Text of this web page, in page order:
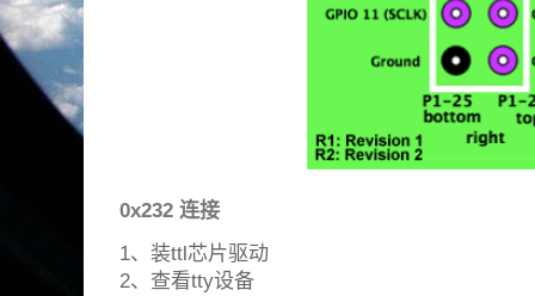
0x232 连接
1、装ttl芯片驱动
2、查看tty设备